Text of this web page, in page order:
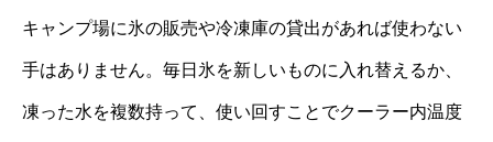
キャンプ場に氷の販売や冷凍庫の貸出があれば使わない
手はありません。毎日氷を新しいものに入れ替えるか、
凍った水を複数持って、使い回すことでクーラー内温度